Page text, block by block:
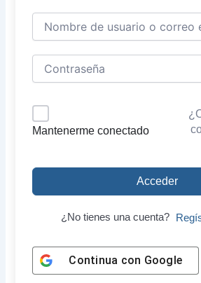
Mantenerme conectado
Acceder
¿No tienes una cuenta?
Continua con Google